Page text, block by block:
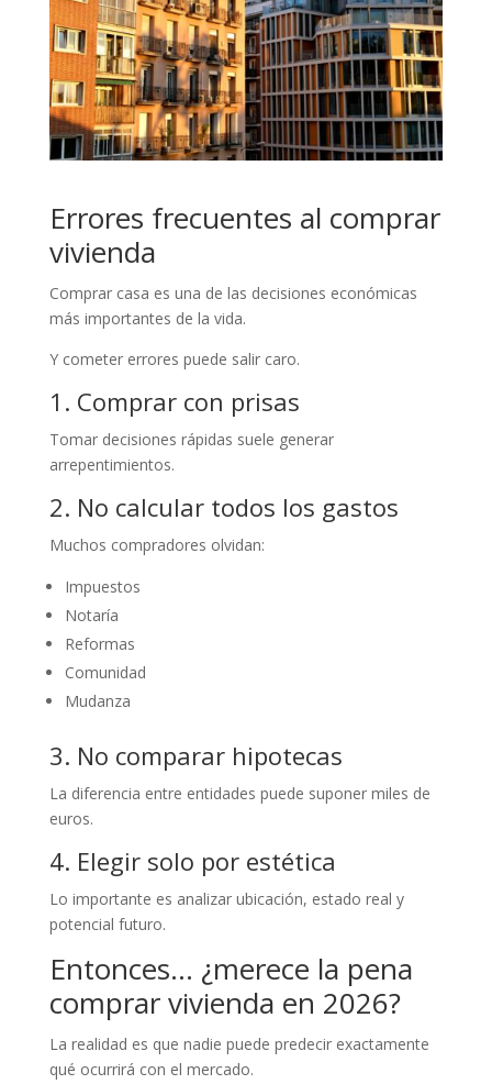
Errores frecuentes al comprar
vivienda
Comprar casa es una de las decisiones económicas
más importantes de la vida.
Y cometer errores puede salir caro.
1. Comprar con prisas
Tomar decisiones rápidas suele generar
arrepentimientos.
2. No calcular todos los gastos
Muchos compradores olvidan:
Impuestos
Notaría
Reformas
Comunidad
Mudanza
3. No comparar hipotecas
La diferencia entre entidades puede suponer miles de
euros.
4. Elegir solo por estética
Lo importante es analizar ubicación, estado real y
potencial futuro.
Entonces… ¿merece la pena
comprar vivienda en 2026?
La realidad es que nadie puede predecir exactamente
qué ocurrirá con el mercado.